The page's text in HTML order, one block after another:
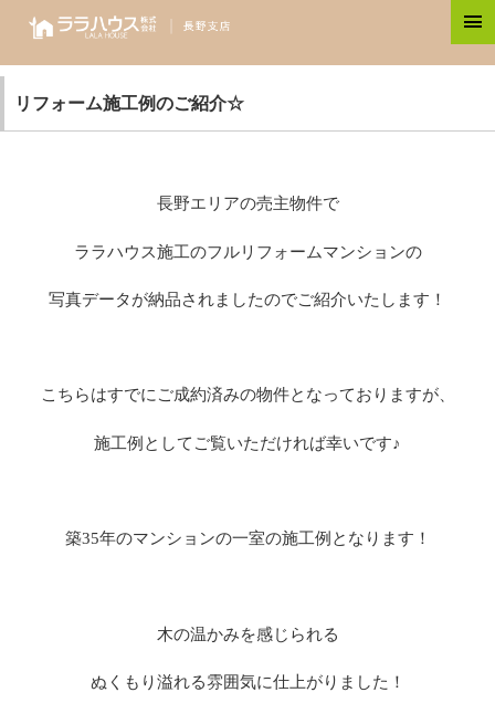
リフォーム施工例のご紹介☆
長野エリアの売主物件で
ララハウス施工のフルリフォームマンションの
写真データが納品されましたのでご紹介いたします！
こちらはすでにご成約済みの物件となっておりますが、
施工例としてご覧いただければ幸いです♪
築35年のマンションの一室の施工例となります！
木の温かみを感じられる
ぬくもり溢れる雰囲気に仕上がりました！